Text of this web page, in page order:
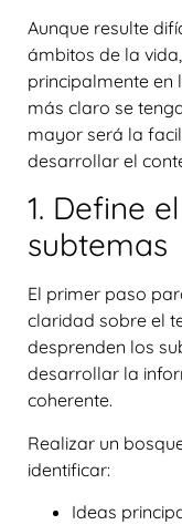
Aunque resulte
ámbitos de la
principalmente en
más claro se
mayor será la
desarrollar el
1. Define
subtemas
El primer paso
claridad sobre el
desprenden los
desarrollar la
coherente.
Realizar un
identificar:
Ideas